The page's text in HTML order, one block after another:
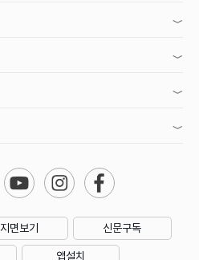
지면보기 신문구독
앱설치